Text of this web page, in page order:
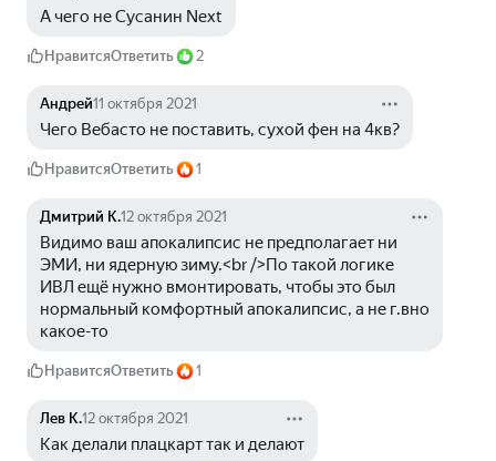
А чего не Сусанин Next
НравитсяОтветить 2
Андрей11 октября 2021
Чего Вебасто не поставить, сухой фен на 4кв?
НравитсяОтветить 1
Дмитрий К.12 октября 2021
Видимо ваш апокалипсис не предполагает ни
ЭМИ, ни ядерную зиму.<br />По такой логике
ИВЛ ещё нужно вмонтировать, чтобы это был
нормальный комфортный апокалипсис, а не г.вно
какое-то
НравитсяОтветить 1
Лев К.12 октября 2021
Как делали плацкарт так и делают